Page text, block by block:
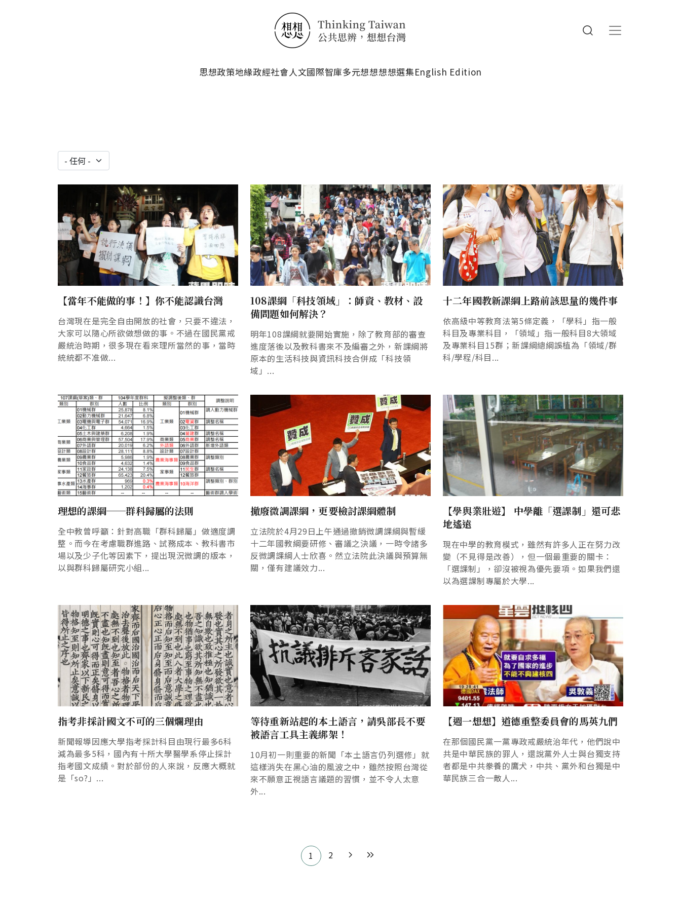
思想政策地緣政經社會人文國際智庫多元想想想想選集English Edition
【當年不能做的事！】你不能認識台灣
台灣現在是完全自由開放的社會，只要不違法，
大家可以隨心所欲做想做的事。不過在國民黨戒
嚴統治時期，很多現在看來理所當然的事，當時
統統都不准做...
108課綱「科技領域」：師資、教材、設
備問題如何解決？
明年108課綱就要開始實施，除了教育部的審查
進度落後以及教科書來不及編審之外，新課綱將
原本的生活科技與資訊科技合併成「科技領
域」...
十二年國教新課綱上路前該思量的幾件事
依高級中等教育法第5條定義，「學科」指一般
科目及專業科目，「領域」指一般科目8大領域
及專業科目15群；新課綱總綱誤植為「領域/群
科/學程/科目...
理想的課綱──群科歸屬的法則
全中教曾呼籲：針對高職「群科歸屬」做適度調
整。而今在考慮職群進路、試務成本、教科書市
場以及少子化等因素下，提出現況微調的版本，
以與群科歸屬研究小組...
撤廢微調課綱，更要檢討課綱體制
立法院於4月29日上午通過撤銷微調課綱與暫緩
十二年國教綱要研修、審議之決議，一時令諸多
反微調課綱人士欣喜。然立法院此決議與預算無
關，僅有建議效力...
【學與業壯遊】 中學離「選課制」還可悲
地遙遠
現在中學的教育模式，雖然有許多人正在努力改
變（不見得是改善），但一個最重要的關卡：
「選課制」，卻沒被視為優先要項。如果我們還
以為選課制專屬於大學...
指考非採計國文不可的三個爛理由
新聞報導因應大學指考採計科目由現行最多6科
減為最多5科，國內有十所大學醫學系停止採計
指考國文成績。對於部份的人來說，反應大概就
是「so?」...
等待重新站起的本土語言，請吳部長不要
被語言工具主義綁架！
10月初一則重要的新聞「本土語言仍列選修」就
這樣消失在黑心油的風波之中，雖然按照台灣從
來不願意正視語言議題的習慣，並不令人太意
外...
【週一想想】道德重整委員會的馬英九們
在那個國民黨一黨專政戒嚴統治年代，他們說中
共是中華民族的罪人，還說黨外人士與台獨支持
者都是中共豢養的鷹犬，中共、黨外和台獨是中
華民族三合一敵人...
1 2